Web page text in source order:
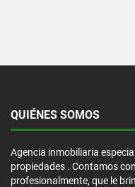
QUIÉNES SOMOS
Agencia inmobiliaria
propiedades . Contamos
profesionalmente, que le